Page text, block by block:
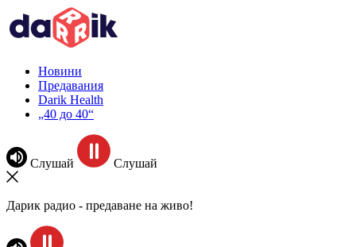
Новини
Предавания
Darik Health
„40 до 40“
Слушай Слушай
Дарик радио - предаване на живо!